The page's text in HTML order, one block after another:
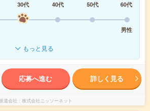
30代 40代 50代
60代
男性
もっと見る
応募へ進む 詳しく見る
遣会社 株式会社ニッソーネット